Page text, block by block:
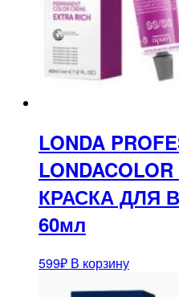
LONDA
КРАСКА ДЛЯ
60мл
599₽ В корзину